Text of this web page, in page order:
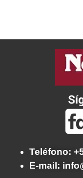
Teléfono:
E-mail: